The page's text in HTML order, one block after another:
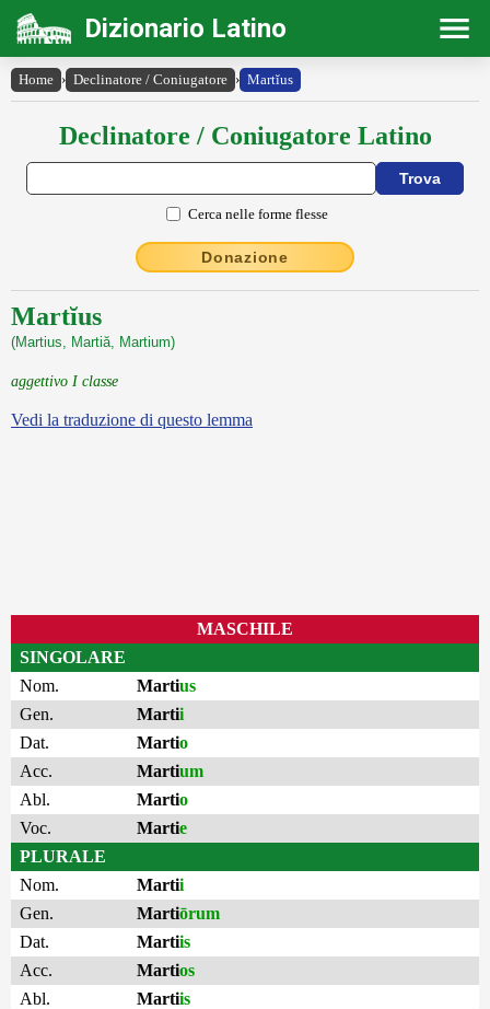
Dizionario Latino
Home › Declinatore / Coniugatore › Martĭus
Declinatore / Coniugatore Latino
Cerca nelle forme flesse
Donazione
Martĭus
(Martius, Martiă, Martium)
aggettivo I classe
Vedi la traduzione di questo lemma
MASCHILE
SINGOLARE
Nom.
Martius
Gen.
Martii
Dat.
Martio
Acc.
Martium
Abl.
Martio
Voc.
Martie
PLURALE
Nom.
Martii
Gen.
Martiōrum
Dat.
Martiis
Acc.
Martios
Abl.
Martiis